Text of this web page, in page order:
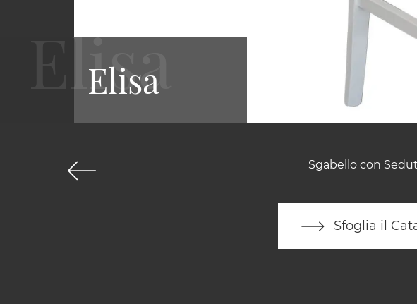
Sgabello con
Sfoglia il
Elisa